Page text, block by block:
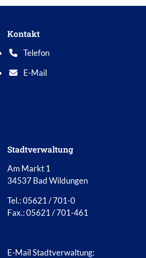
Kontakt
Telefon
Telefonnummer: 0 5 6 2 1 7 0 1 0
E-Mail
E-Mail Adresse: info@bad-wildungen.de
Stadtverwaltung
Am Markt 1
34537 Bad Wildungen
Tel.: 05621 / 701-0
Fax.: 05621 / 701-461
E-Mail Stadtverwaltung: